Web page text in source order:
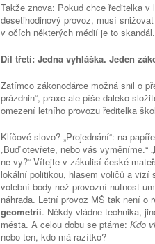
Takže znova: Pokud chce ředitelka
desetihodinový provoz, musí
v očích některých médií je to skandál.
Díl třetí: Jedna vyhláška. Jeden
Zatímco zákonodárce možná snil o
prázdnin“, praxe ale píše daleko
omezení letního provozu ředitelka
Klíčové slovo? „Projednání“: na
„Buď otevřete, nebo vás vyměníme.“
ne vy?“ Vítejte v zákulisí české
lokální politikou, hlasem voličů a
volební body než provozní nutnost
náhrada. Letní provoz MŠ tak není o
geometrii. Někdy vládne technika,
města. A celou dobu se ptáme: Kdo
nebo ten, kdo má razítko?